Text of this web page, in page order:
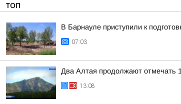
ТОП
В Барнауле приступили к
07:03
Два Алтая продолжают отмечать
13:08